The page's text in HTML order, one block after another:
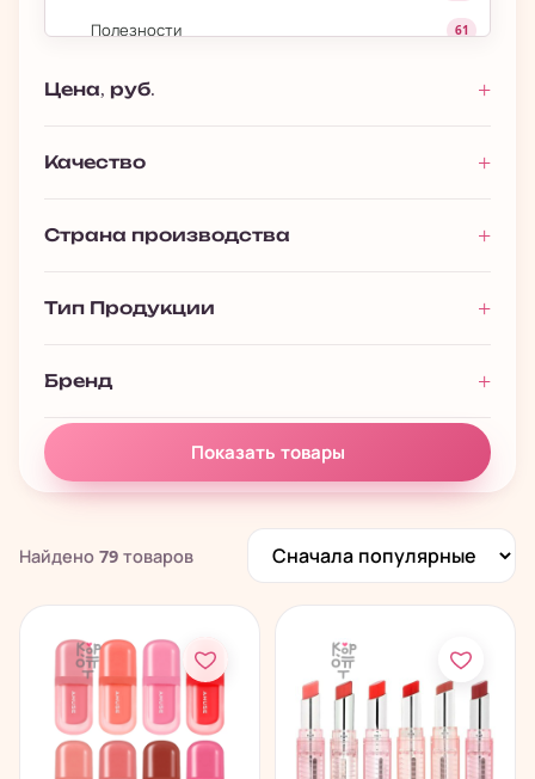
Полезности 61
Цена, руб.
Качество
Страна производства
Тип Продукции
Бренд
Показать товары
Найдено 79 товаров